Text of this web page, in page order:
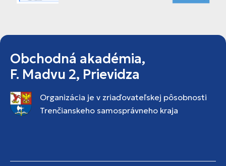
Obchodná akadémia,
F. Madvu 2, Prievidza
Organizácia je v zriaďovateľskej pôsobnosti
Trenčianskeho samosprávneho kraja